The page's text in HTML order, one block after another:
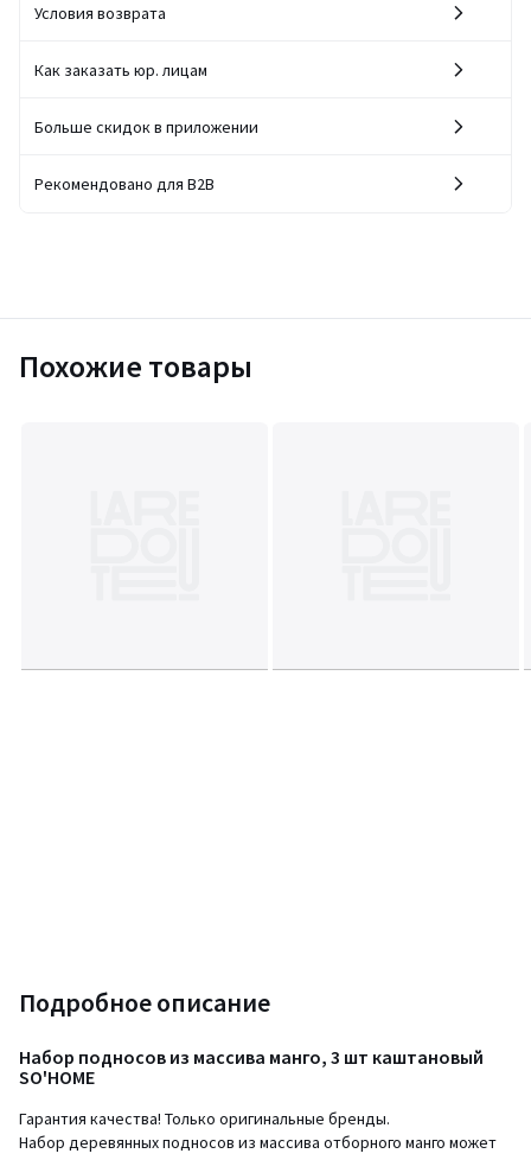
Условия возврата
Как заказать юр. лицам
Больше скидок в приложении
Рекомендовано для B2B
Похожие товары
Подробное описание
Набор подносов из массива манго, 3 шт каштановый
SO'HOME
Гарантия качества! Только оригинальные бренды.
Набор деревянных подносов из массива отборного манго может